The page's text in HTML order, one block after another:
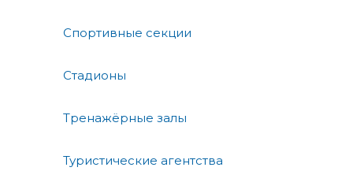
Спортивные секции
Стадионы
Тренажёрные залы
Туристические агентства